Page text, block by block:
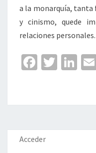
a la monarquía, tanta
y cinismo, quede
relaciones personales.
Fa
o
o
k
T
er
Li
dI
n
Acceder